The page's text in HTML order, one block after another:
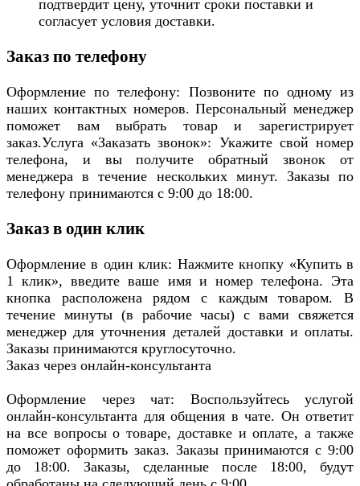
подтвердит цену, уточнит сроки поставки и
согласует условия доставки.
Заказ по телефону
Оформление по телефону: Позвоните по одному из
наших контактных номеров. Персональный менеджер
поможет вам выбрать товар и зарегистрирует
заказ.Услуга «Заказать звонок»: Укажите свой номер
телефона, и вы получите обратный звонок от
менеджера в течение нескольких минут. Заказы по
телефону принимаются с 9:00 до 18:00.
Заказ в один клик
Оформление в один клик: Нажмите кнопку «Купить в
1 клик», введите ваше имя и номер телефона. Эта
кнопка расположена рядом с каждым товаром. В
течение минуты (в рабочие часы) с вами свяжется
менеджер для уточнения деталей доставки и оплаты.
Заказы принимаются круглосуточно.
Заказ через онлайн-консультанта
Оформление через чат: Воспользуйтесь услугой
онлайн-консультанта для общения в чате. Он ответит
на все вопросы о товаре, доставке и оплате, а также
поможет оформить заказ. Заказы принимаются с 9:00
до 18:00. Заказы, сделанные после 18:00, будут